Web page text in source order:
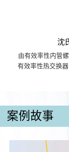
沈
由有效率性内管
有效率性热交换
案例故事